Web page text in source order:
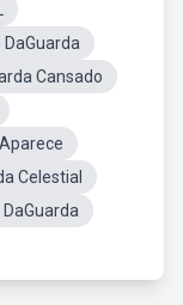
Cansado
Celestial